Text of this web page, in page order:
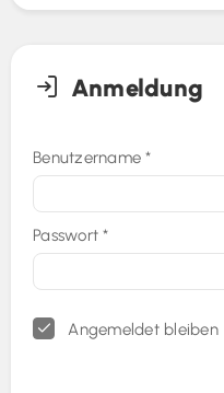
Anmeldung
Benutzername*
Passwort*
Angemeldet bleiben